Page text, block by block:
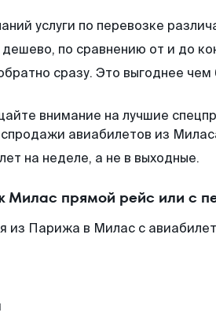
услуги по перевозке
по сравнению от и до
сразу. Это выгоднее
внимание на лучшие
авиабилетов из
на неделе, а не в выходные.
Милас прямой рейс или с
из Парижа в Милас с